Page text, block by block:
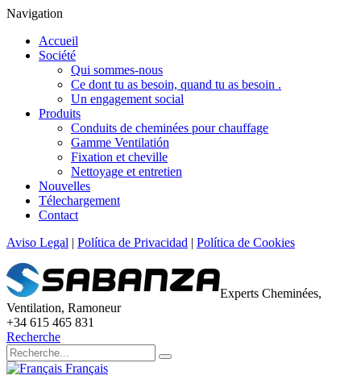
Navigation
Accueil
Société
Qui sommes-nous
Ce dont tu as besoin, quand tu as besoin .
Un engagement social
Produits
Conduits de cheminées pour chauffage
Gamme Ventilatión
Fixation et cheville
Nettoyage et entretien
Nouvelles
Télechargement
Contact
Aviso Legal | Política de Privacidad | Política de Cookies
Experts Cheminées,
Ventilation, Ramoneur
+34 615 465 831
Recherche
Français